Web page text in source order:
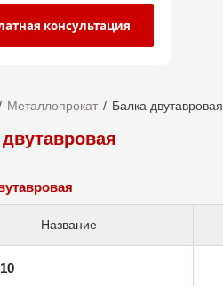
консультация
Металлопрокат Балка двутавровая
Название